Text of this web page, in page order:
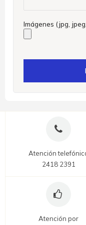
Imágenes (jpg,
Atención
2418 2391
Atención por